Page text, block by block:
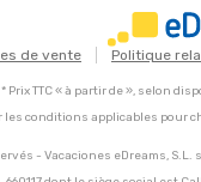
de vente Politique
* Prix TTC « à partir de », selon
les conditions applicables pour
- Vacaciones eDreams,